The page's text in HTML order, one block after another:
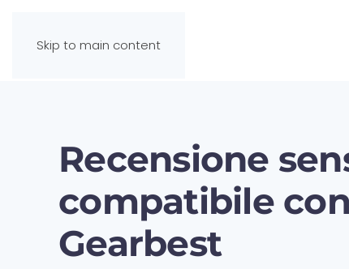
Skip to main content
Recensione
compatibile
Gearbest